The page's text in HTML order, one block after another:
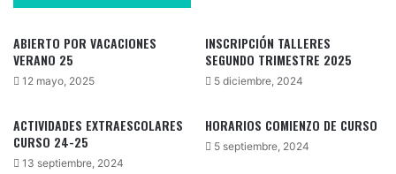
ABIERTO POR VACACIONES
VERANO 25
12 mayo, 2025
INSCRIPCIÓN TALLERES
SEGUNDO TRIMESTRE 2025
5 diciembre, 2024
ACTIVIDADES EXTRAESCOLARES
CURSO 24-25
13 septiembre, 2024
HORARIOS COMIENZO DE CURSO
5 septiembre, 2024